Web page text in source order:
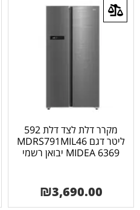
מקרר דלת לצד דלת 592
ליטר דגם MDRS791MIL46
MIDEA 6369 יבואן רשמי
₪3,690.00